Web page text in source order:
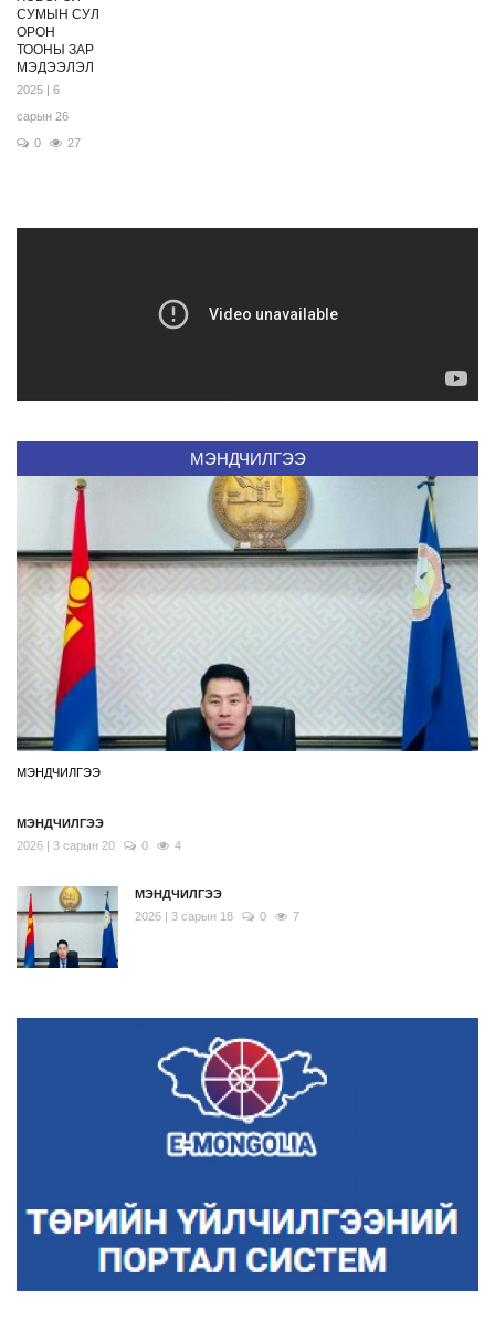
СУМЫН СУЛ
ОРОН
ТООНЫ ЗАР
МЭДЭЭЛЭЛ
2025 | 6
сарын 26
0
27
МЭНДЧИЛГЭЭ
МЭНДЧИЛГЭЭ
МЭНДЧИЛГЭЭ
2026 | 3 сарын 20
0 4
МЭНДЧИЛГЭЭ
2026 | 3 сарын 18
0 7